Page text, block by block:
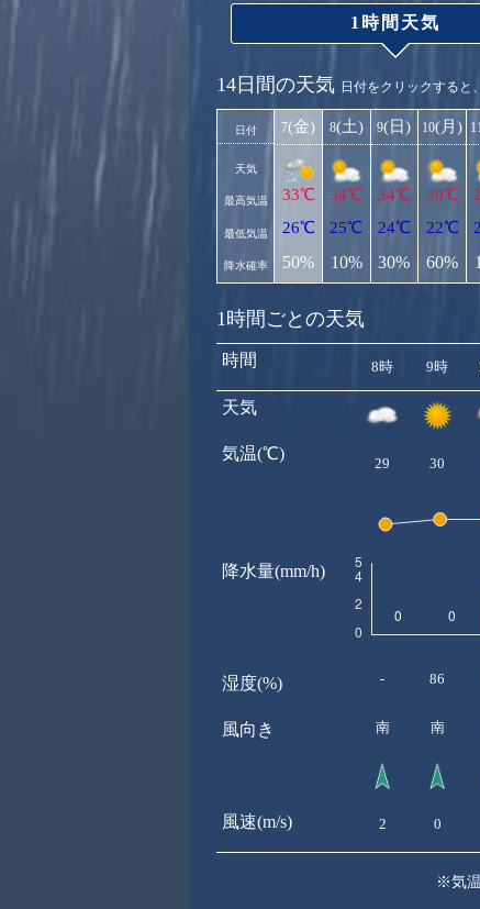
1時間天気
14日間の天気 日付をクリックすると
日付
天気
最高気温
最低気温
降水確率
7(金)
33℃
26℃
50%
8(土)
34℃
25℃
10%
9(日)
34℃
24℃
30%
10(月)
30℃
22℃
60%
1時間ごとの天気
時間
天気
気温(℃)
降水量(mm/h)
湿度(%)
風向き
風速(m/s)
8時 9時
29 30
- 86
南 南
2 0
※気